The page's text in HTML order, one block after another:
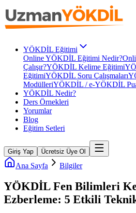
YÖKDİL Eğitimi
Online YÖKDİL Eğitimi Nedir?
Çalışır?YÖKDİL Kelime Eğitimi
EğitimiYÖKDİL Soru Çalışmaları
ModülleriYÖKDİL / e-YÖKDİL
YÖKDİL Nedir?
Ders Örnekleri
Yorumlar
Blog
Eğitim Setleri
Giriş Yap Ücretsiz Üye Ol
Ana Sayfa Bilgiler
YÖKDİL Fen Bilimleri
Ezberleme: 5 Etkili